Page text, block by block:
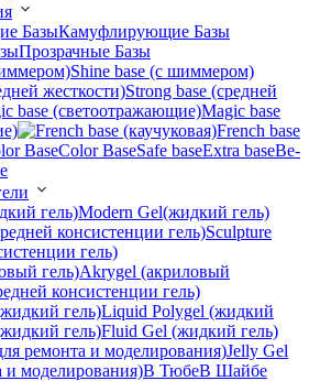
Камуфлирующие Базы
Прозрачные Базы
Shine base (с шиммером)
Strong base (средней
Magic base
French base
Color BaseSafe baseExtra baseBe-
Modern Gel(жидкий гель)
Sculpture
гель)
Akrygel (акриловый
консистенции гель)
Liquid Polygel (жидкий
Fluid Gel (жидкий гель)
Jelly Gel
и моделирования)В ТюбеВ Шайбе